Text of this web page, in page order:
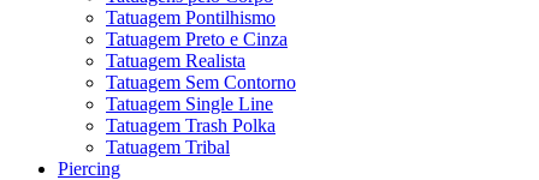
Tatuagem Pontilhismo
Tatuagem Preto e Cinza
Tatuagem Realista
Tatuagem Sem Contorno
Tatuagem Single Line
Tatuagem Trash Polka
Tatuagem Tribal
Piercing